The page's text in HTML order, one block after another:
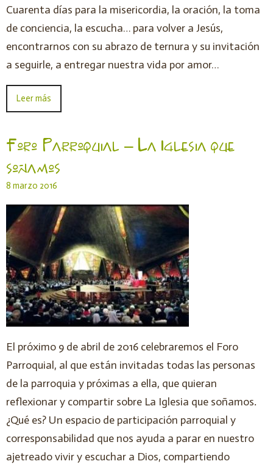
Cuarenta días para la misericordia, la oración, la toma
de conciencia, la escucha… para volver a Jesús,
encontrarnos con su abrazo de ternura y su invitación
a seguirle, a entregar nuestra vida por amor…
Leer más
Foro Parroquial – La Iglesia que
soñamos
8 marzo 2016
El próximo 9 de abril de 2016 celebraremos el Foro
Parroquial, al que están invitadas todas las personas
de la parroquia y próximas a ella, que quieran
reflexionar y compartir sobre La Iglesia que soñamos.
¿Qué es? Un espacio de participación parroquial y
corresponsabilidad que nos ayuda a parar en nuestro
ajetreado vivir y escuchar a Dios, compartiendo